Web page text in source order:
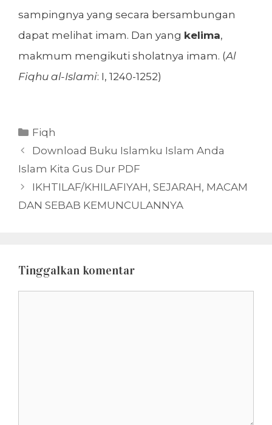
sampingnya yang secara bersambungan
dapat melihat imam. Dan yang kelima,
makmum mengikuti sholatnya imam. (Al
Fiqhu al-Islami: I, 1240-1252)
Kategori
Fiqh
Download Buku Islamku Islam Anda
Islam Kita Gus Dur PDF
IKHTILAF/KHILAFIYAH, SEJARAH, MACAM
DAN SEBAB KEMUNCULANNYA
Tinggalkan komentar